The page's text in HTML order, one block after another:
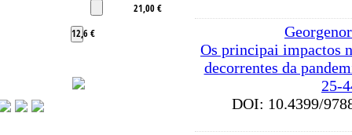
21,00 €
12,6 €
Os principai impactos
decorrentes da
25-
DOI: 10.4399/